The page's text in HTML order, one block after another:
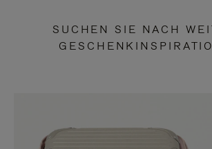
SUCHEN SIE NACH